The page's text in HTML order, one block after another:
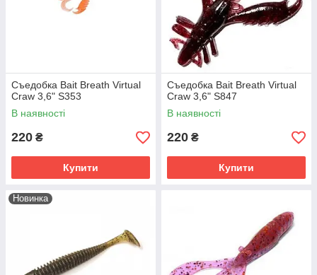
Съедобка Bait Breath Virtual
Craw 3,6" S353
В наявності
220 ₴
Купити
Съедобка Bait Breath Virtual
Craw 3,6" S847
В наявності
220 ₴
Купити
Новинка